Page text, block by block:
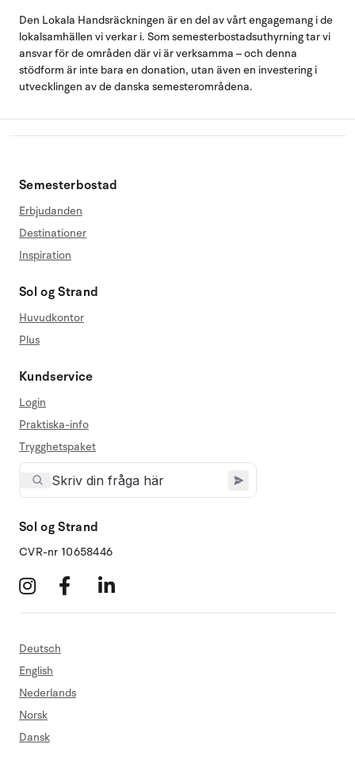
Den Lokala Handsräckningen är en del av vårt engagemang i de
lokalsamhällen vi verkar i. Som semesterbostadsuthyrning tar vi
ansvar för de områden där vi är verksamma – och denna
stödform är inte bara en donation, utan även en investering i
utvecklingen av de danska semesterområdena.
Semesterbostad
Erbjudanden
Destinationer
Inspiration
Sol og Strand
Huvudkontor
Plus
Kundservice
Login
Praktiska-info
Trygghetspaket
Sol og Strand
CVR-nr 10658446
Deutsch
English
Nederlands
Norsk
Dansk